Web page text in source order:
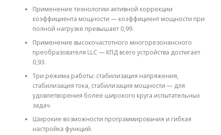
Применение технологии активной коррекции
коэффициента мощности — коэффициент мощности при
полной нагрузке превышает 0,99.
Применение высокочастотного многорезонансного
преобразователя LLC — КПД всего устройства достигает
0,93.
Три режима работы: стабилизация напряжения,
стабилизация тока, стабилизация мощности — для
удовлетворения более широкого круга испытательных
задач.
Широкие возможности программирования и гибкая
настройка функций.